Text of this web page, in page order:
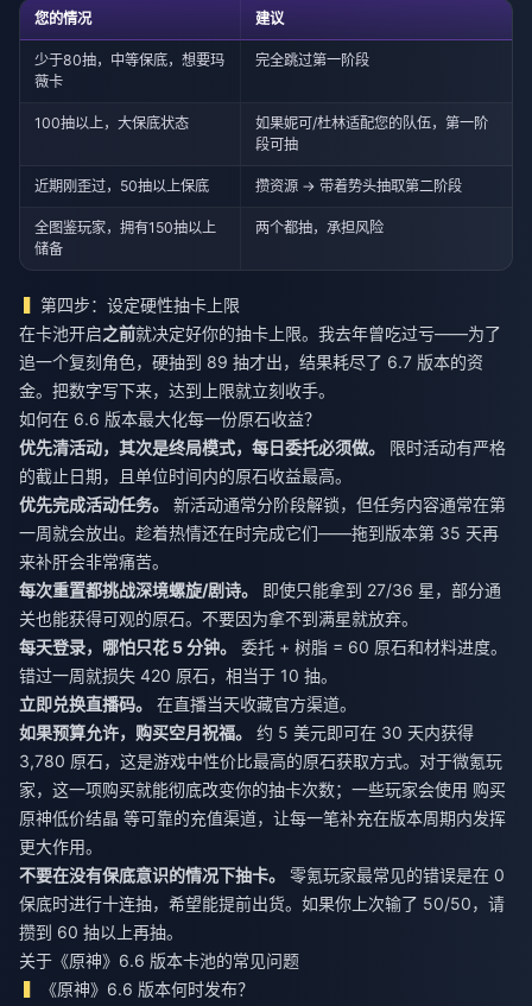
您的情况 建议
少于80抽，中等保底，想要玛
薇卡
完全跳过第一阶段
100抽以上，大保底状态
如果妮可/杜林适配您的队伍，第一阶
段可抽
近期刚歪过，50抽以上保底 攒资源 → 带着势头抽取第二阶段
全图鉴玩家，拥有150抽以上
储备
两个都抽，承担风险
第四步：设定硬性抽卡上限
在卡池开启之前就决定好你的抽卡上限。我去年曾吃过亏——为了
追一个复刻角色，硬抽到 89 抽才出，结果耗尽了 6.7 版本的资
金。把数字写下来，达到上限就立刻收手。
如何在 6.6 版本最大化每一份原石收益？
优先清活动，其次是终局模式，每日委托必须做。
限时活动有严格
的截止日期，且单位时间内的原石收益最高。
优先完成活动任务。
新活动通常分阶段解锁，但任务内容通常在第
一周就会放出。趁着热情还在时完成它们——拖到版本第 35 天再
来补肝会非常痛苦。
每次重置都挑战深境螺旋/剧诗。
即使只能拿到 27/36 星，部分通
关也能获得可观的原石。不要因为拿不到满星就放弃。
每天登录，哪怕只花 5 分钟。
委托 + 树脂 = 60 原石和材料进度。
错过一周就损失 420 原石，相当于 10 抽。
立即兑换直播码。
在直播当天收藏官方渠道。
如果预算允许，购买空月祝福。
约 5 美元即可在 30 天内获得
3,780 原石，这是游戏中性价比最高的原石获取方式。对于微氪玩
家，这一项购买就能彻底改变你的抽卡次数；一些玩家会使用 购买
原神低价结晶 等可靠的充值渠道，让每一笔补充在版本周期内发挥
更大作用。
不要在没有保底意识的情况下抽卡。
零氪玩家最常见的错误是在 0
保底时进行十连抽，希望能提前出货。如果你上次输了 50/50，请
攒到 60 抽以上再抽。
关于《原神》6.6 版本卡池的常见问题
《原神》6.6 版本何时发布？